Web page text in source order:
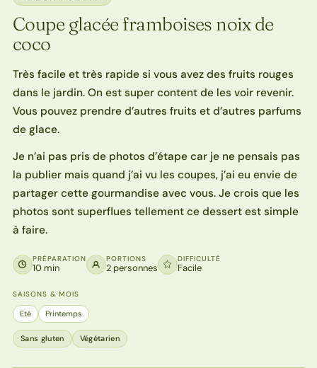
Coupe glacée framboises noix de
coco
Très facile et très rapide si vous avez des fruits rouges
dans le jardin. On est super content de les voir revenir.
Vous pouvez prendre d’autres fruits et d’autres parfums
de glace.
Je n’ai pas pris de photos d’étape car je ne pensais pas
la publier mais quand j’ai vu les coupes, j’ai eu envie de
partager cette gourmandise avec vous. Je crois que les
photos sont superflues tellement ce dessert est simple
à faire.
PRÉPARATION
10 min
PORTIONS
2 personnes
DIFFICULTÉ
Facile
SAISONS & MOIS
Eté Printemps
Sans gluten Végétarien